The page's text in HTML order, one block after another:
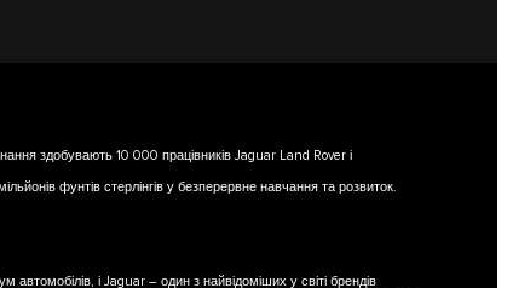
здобувають 10 000 працівників Jaguar Land Rover і
фунтів стерлінгів у безперервне навчання та розвиток.
і Jaguar – один з найвідоміших у світі брендів